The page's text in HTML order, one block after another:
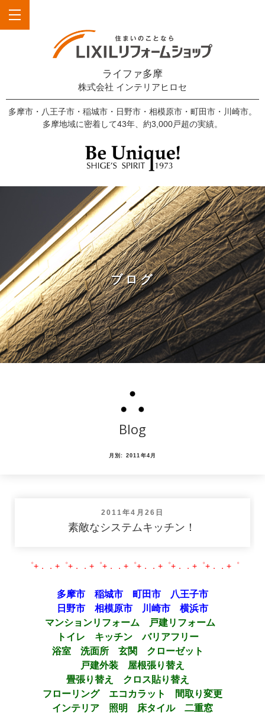
ライファ多摩
株式会社 インテリアヒロセ
多摩市・八王子市・稲城市・日野市・相模原市・町田市・川崎市。
多摩地域に密着して43年、約3,000戸超の実績。
ブログ
Blog
月別: 2011年4月
投
稿
2011年4月26日
素敵なシステムキッチン！
゜+．．+゜+．．+゜+．．+゜+．．+゜+．．+゜+．．+゜
多摩市 稲城市 町田市 八王子市
日野市 相模原市 川崎市 横浜市
マンションリフォーム 戸建リフォーム
トイレ キッチン バリアフリー
浴室 洗面所 玄関 クローゼット
戸建外装 屋根張り替え
畳張り替え クロス貼り替え
フローリング エコカラット 間取り変更
インテリア 照明 床タイル 二重窓